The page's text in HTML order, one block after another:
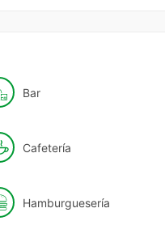
Bar
Cafetería
Hamburguesería